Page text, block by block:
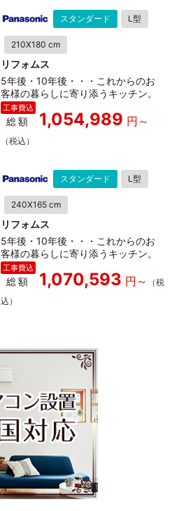
スタンダード L型
210X180 cm
リフォムス
5年後・10年後・・・これからのお
客様の暮らしに寄り添うキッチン。
総額 1,054,989
スタンダード L型
240X165 cm
リフォムス
5年後・10年後・・・これからのお
客様の暮らしに寄り添うキッチン。
総額 1,070,593